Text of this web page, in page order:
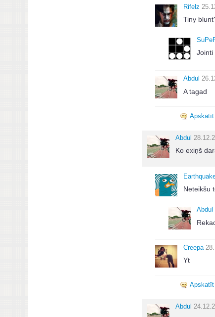
Rifelz
Tiny
Jointi
Abdul
A tagad
Apskatīt
Abdul
Ko exiņš
Neteikšu
Abdul
Creepa
Yt
Apskatīt
Abdul